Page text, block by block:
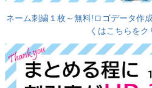
ネーム刺繍１枚～無料!ロゴデータ作
くはこちらをク